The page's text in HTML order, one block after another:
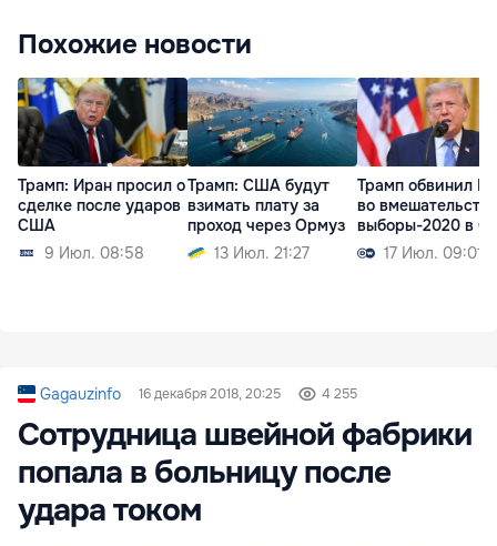
Похожие новости
Трамп: Иран просил о
сделке после ударов
США
9 Июл. 08:58
Трамп: США будут
взимать плату за
проход через Ормуз
13 Июл. 21:27
Трамп обвинил
во
выборы-2020 в
17 Июл. 09:01
Gagauzinfo 16 декабря 2018, 20:25 4 255
Сотрудница швейной фабрики
попала в больницу после
удара током